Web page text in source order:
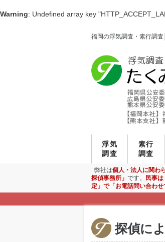
Warning: Undefined array key
福岡の浮気調査・素行調
浮気
調査
素行
調査
弊社は個人・法人に関わ
探偵事務所」 です。 民事は
定」で「お電話問い合わ
探偵に